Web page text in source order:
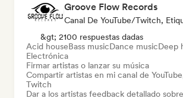
Groove Flow Records
&gt; 2100 respuestas dadas
Acid houseBass musicDance musicDeep
Electrónica
Firmar artistas o lanzar su música
Compartir artistas en mi canal de
Twitch
Dar a los artistas feedback detallado